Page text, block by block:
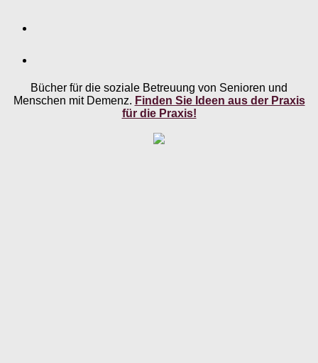
Bücher für die soziale Betreuung von Senioren und
Menschen mit Demenz. Finden Sie Ideen aus der Praxis
für die Praxis!